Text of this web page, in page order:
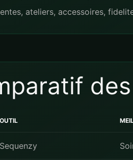
ateliers, accessoires,
OUTIL
Sequenzy